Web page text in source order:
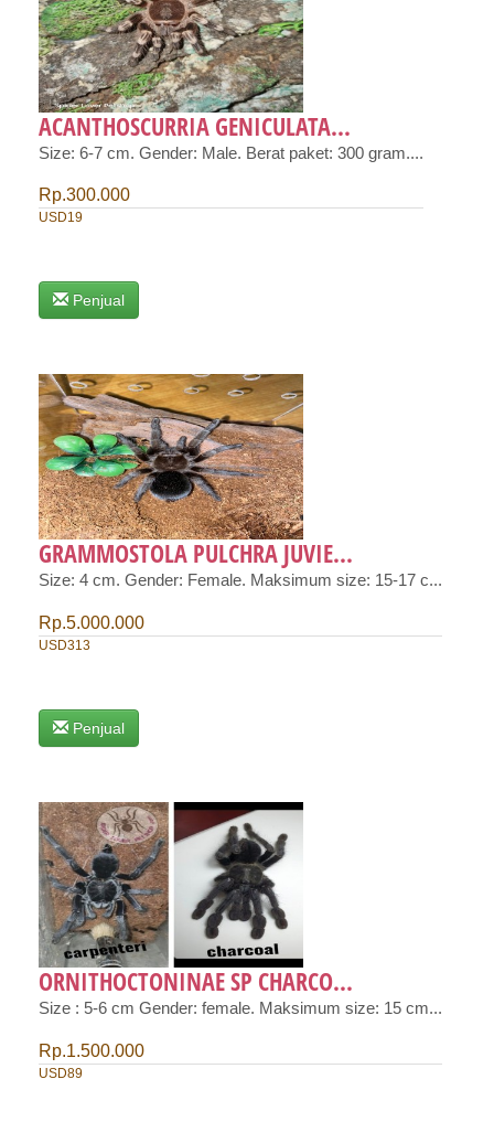
ACANTHOSCURRIA GENICULATA...
Size: 6-7 cm. Gender: Male. Berat paket: 300 gram....
Rp.300.000
USD19
Penjual
GRAMMOSTOLA PULCHRA JUVIE...
Size: 4 cm. Gender: Female. Maksimum size: 15-17 c...
Rp.5.000.000
USD313
Penjual
ORNITHOCTONINAE SP CHARCO...
Size : 5-6 cm Gender: female. Maksimum size: 15 cm...
Rp.1.500.000
USD89